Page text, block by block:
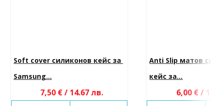
Soft cover силиконов кейс за
Samsung...
7,50 € / 14.67 лв.
Anti Slip матов
кейс за...
6,00 € /